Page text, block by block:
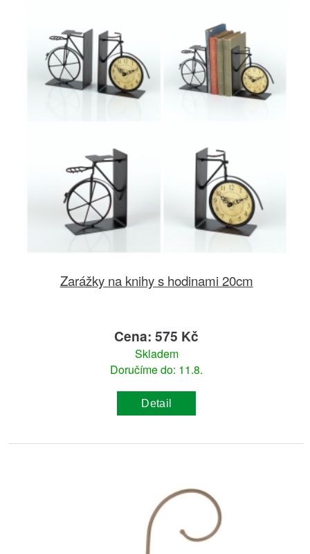
Zarážky na knihy s hodinami 20cm
Cena: 575 Kč
Skladem
Doručíme do: 11.8.
Detail